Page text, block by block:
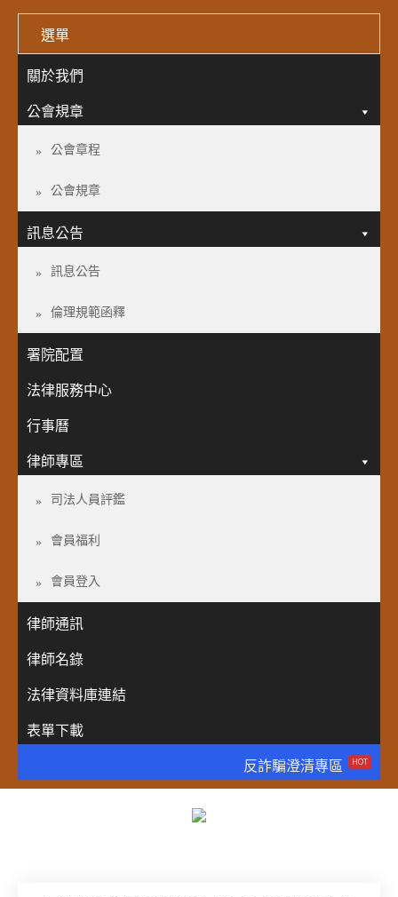
選單
關於我們
公會規章
公會章程
公會規章
訊息公告
訊息公告
倫理規範函釋
署院配置
法律服務中心
行事曆
律師專區
司法人員評鑑
會員福利
會員登入
律師通訊
律師名錄
法律資料庫連結
表單下載
反詐騙澄清專區
HOT